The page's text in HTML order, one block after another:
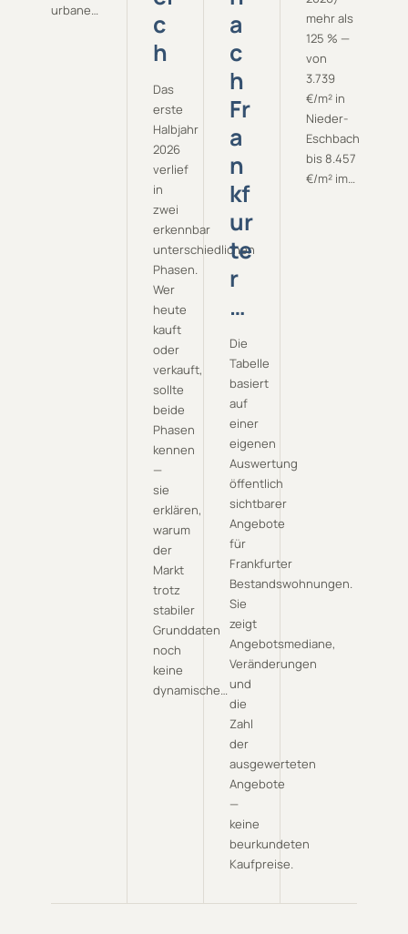
urbane…
c
h
Das
erste
Halbjahr
2026
verlief
in
zwei
erkennbar
unterschiedlichen
Phasen.
Wer
heute
kauft
oder
verkauft,
sollte
beide
Phasen
kennen
—
sie
erklären,
warum
der
Markt
trotz
stabiler
Grunddaten
noch
keine
dynamische…
a
c
h
Fr
a
n
kf
ur
te
r
…
Die
Tabelle
basiert
auf
einer
eigenen
Auswertung
öffentlich
sichtbarer
Angebote
für
Frankfurter
Bestandswohnungen.
Sie
zeigt
Angebotsmediane,
Veränderungen
und
die
Zahl
der
ausgewerteten
Angebote
—
keine
beurkundeten
Kaufpreise.
mehr als
125 % —
von
3.739
€/m² in
Nieder-
Eschbach
bis 8.457
€/m² im…